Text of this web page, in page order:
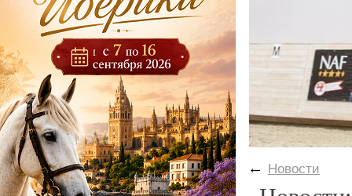
← Новости